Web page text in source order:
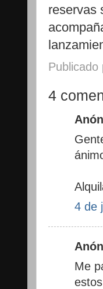
reservas
Publicado
4
4 de
Me